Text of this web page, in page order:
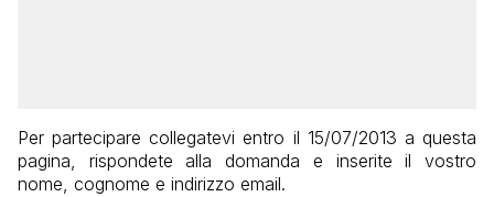
Per partecipare collegatevi entro il 15/07/2013 a questa
pagina, rispondete alla domanda e inserite il vostro
nome, cognome e indirizzo email.